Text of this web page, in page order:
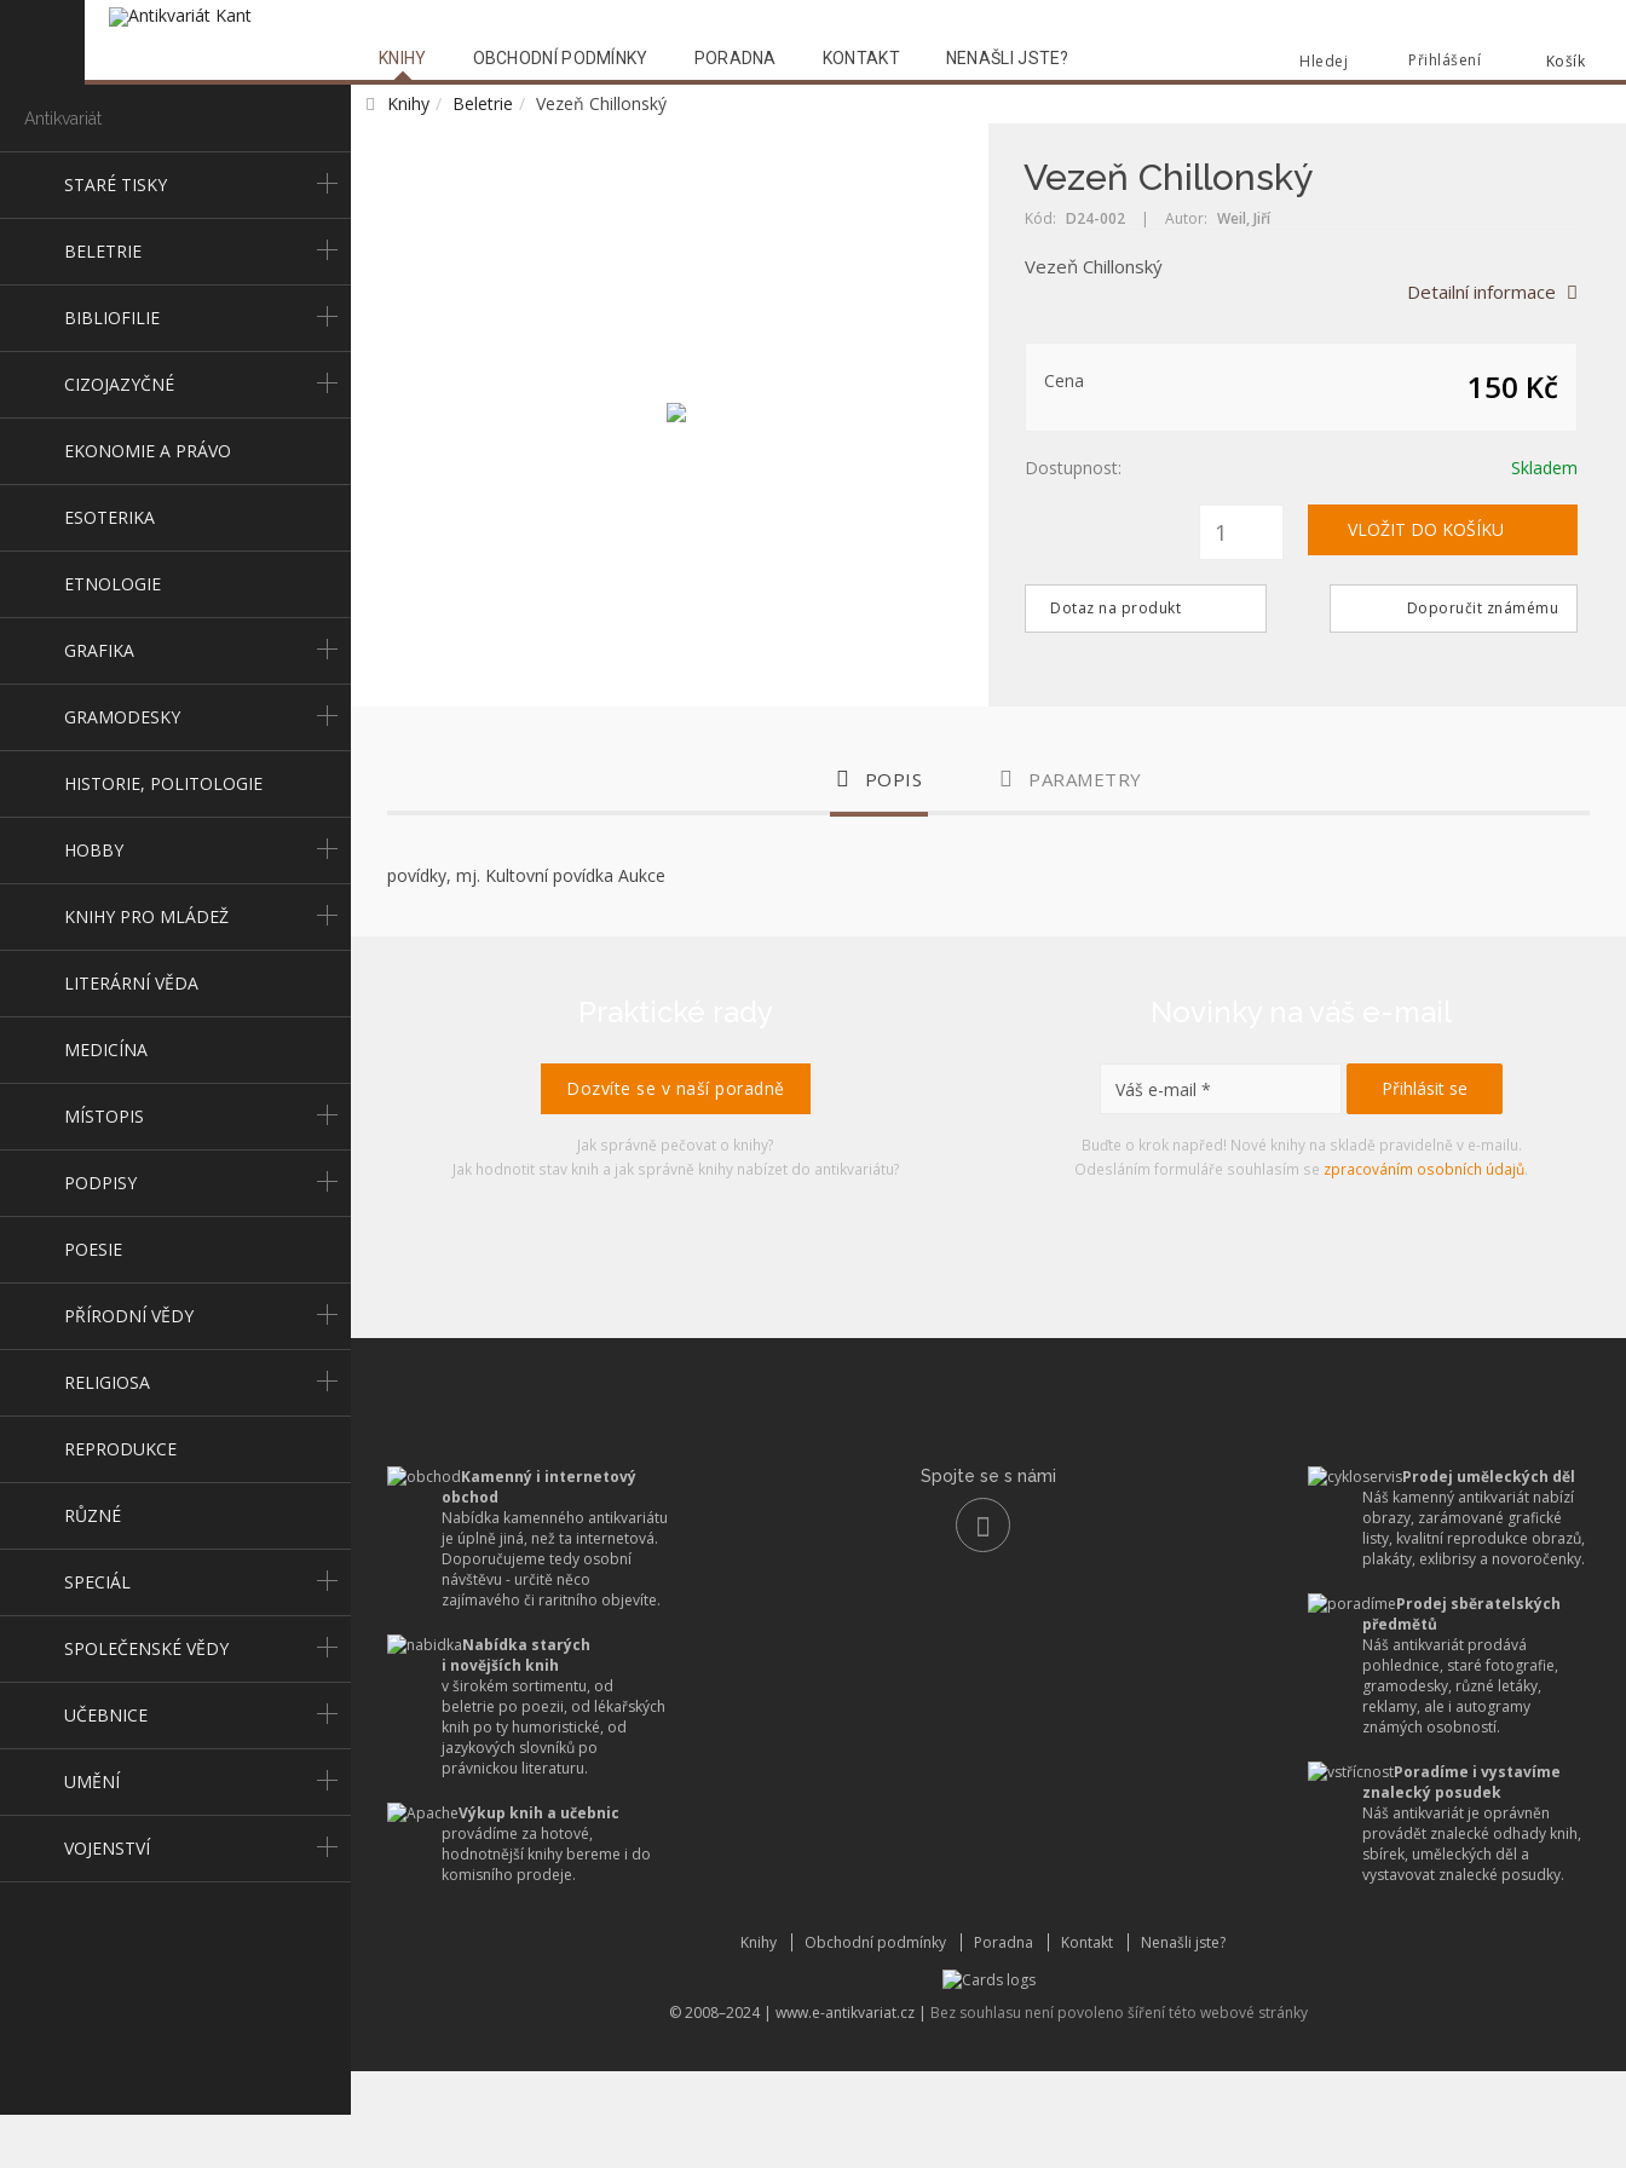
Košík
Přihlášení
Hledej
KNIHY OBCHODNÍ PODMÍNKY PORADNA KONTAKT NENAŠLI JSTE?
Antikvariát
STARÉ TISKY
BELETRIE
BIBLIOFILIE
CIZOJAZYČNÉ
EKONOMIE A PRÁVO
ESOTERIKA
ETNOLOGIE
GRAFIKA
GRAMODESKY
HISTORIE, POLITOLOGIE
HOBBY
KNIHY PRO MLÁDEŽ
LITERÁRNÍ VĚDA
MEDICÍNA
MÍSTOPIS
PODPISY
POESIE
PŘÍRODNÍ VĚDY
RELIGIOSA
REPRODUKCE
RŮZNÉ
SPECIÁL
SPOLEČENSKÉ VĚDY
UČEBNICE
UMĚNÍ
VOJENSTVÍ
Knihy Beletrie Vezeň Chillonský
Vezeň Chillonský
Kód: D24-002 | Autor: Weil, Jiří
Vezeň Chillonský
Detailní informace
Cena 150 Kč
Dostupnost: Skladem
Dotaz na produkt Doporučit známému
POPIS PARAMETRY
povídky, mj. Kultovní povídka Aukce
Dozvíte se v naší poradně
Jak správně pečovat o knihy?
Jak hodnotit stav knih a jak správně knihy nabízet do antikvariátu?
Buďte o krok napřed! Nové knihy na skladě pravidelně v e-mailu.
Odesláním formuláře souhlasím se zpracováním osobních údajů.
Kamenný i internetový
obchod
Nabídka kamenného antikvariátu
je úplně jiná, než ta internetová.
Doporučujeme tedy osobní
návštěvu - určitě něco
zajímavého či raritního objevíte.
Nabídka starých
i novějších knih
v širokém sortimentu, od
beletrie po poezii, od lékařských
knih po ty humoristické, od
jazykových slovníků po
právnickou literaturu.
Výkup knih a učebnic
provádíme za hotové,
hodnotnější knihy bereme i do
komisního prodeje.
Prodej uměleckých děl
Náš kamenný antikvariát nabízí
obrazy, zarámované grafické
listy, kvalitní reprodukce obrazů,
plakáty, exlibrisy a novoročenky.
Prodej sběratelských
předmětů
Náš antikvariát prodává
pohlednice, staré fotografie,
gramodesky, různé letáky,
reklamy, ale i autogramy
známých osobností.
Poradíme i vystavíme
znalecký posudek
Náš antikvariát je oprávněn
provádět znalecké odhady knih,
sbírek, uměleckých děl a
vystavovat znalecké posudky.
Spojte se s námi
Knihy Obchodní podmínky Poradna Kontakt Nenašli jste?
© 2008–2024 | www.e-antikvariat.cz | Bez souhlasu není povoleno šíření této webové stránky